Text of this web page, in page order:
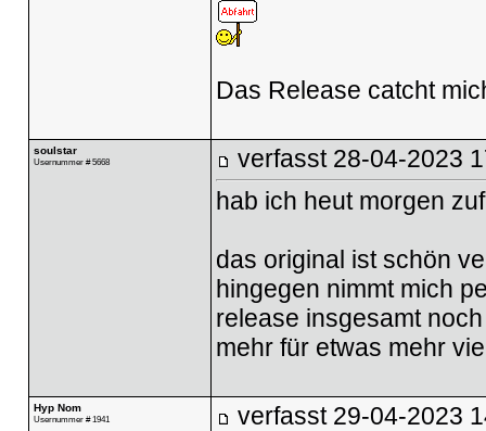
Das Release catcht
soulstar
Usernummer # 5668 verfasst 28-04-2023
hab ich heut morgen
das original ist schön
hingegen nimmt mich
release insgesamt
mehr für etwas mehr
Hyp Nom
Usernummer # 1941 verfasst 29-04-2023